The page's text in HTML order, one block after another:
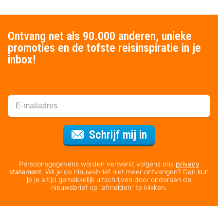
Ontvang net als 90.000 anderen, unieke
promoties en de tofste reisinspiratie in je
inbox!
Schrijf mij in
Persoonsgegevens worden verwerkt volgens ons privacy
statement. Wil je de nieuwsbrief niet meer ontvangen? Dan kun
je je altijd gemakkelijk uitschrijven door onderaan de
nieuwsbrief op “afmelden” te klikken.